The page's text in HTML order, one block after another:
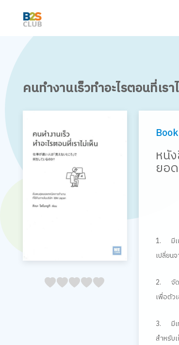
คนทำงานเร็วทำอะไรตอนที่เรา
45
4
35
3
25
2
15
1
05
หนั
ยอ
1. มี
เปลี่ยน
2. จั
เพื่อตัว
3. มี
สำหรับ